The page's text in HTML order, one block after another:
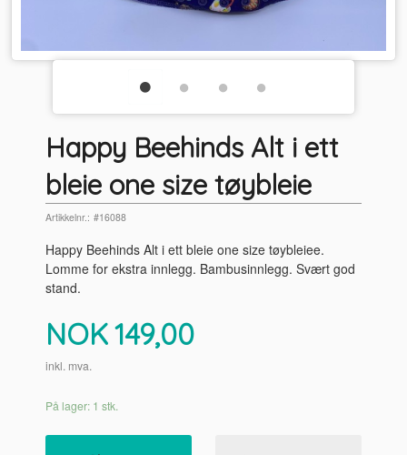
Happy Beehinds Alt i ett
bleie one size tøybleie
Artikkelnr.: #16088
Happy Beehinds Alt i ett bleie one size tøybleiee.
Lomme for ekstra innlegg. Bambusinnlegg. Svært god
stand.
Pris
NOK149,00
inkl. mva.
På lager: 1 stk.